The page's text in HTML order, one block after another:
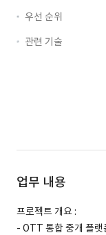
우선 순위
관련 기술
업무 내용
프로젝트 개요 :
- OTT 통합 중개 플랫